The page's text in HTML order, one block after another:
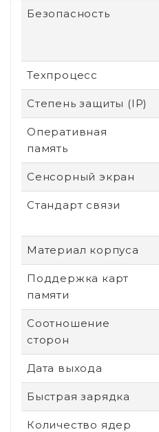
Безопасность
Техпроцесс
Степень защиты (IP)
Оперативная
память
Сенсорный экран
Стандарт связи
Материал корпуса
Поддержка карт
памяти
Соотношение
сторон
Дата выхода
Быстрая зарядка
Количество ядер